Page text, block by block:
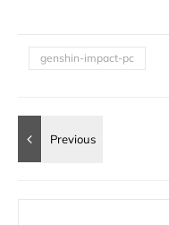
genshin-impact-pc